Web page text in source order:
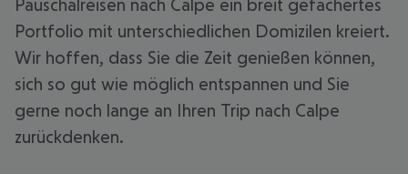
Pauschalreisen nach Calpe ein breit gefächertes
Portfolio mit unterschiedlichen Domizilen kreiert.
Wir hoffen, dass Sie die Zeit genießen können,
sich so gut wie möglich entspannen und Sie
gerne noch lange an Ihren Trip nach Calpe
zurückdenken.